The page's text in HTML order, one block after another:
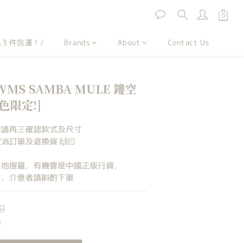
件包運！/ Brands About Contact Us
SAMBA MULE 鏤空
限定!]
再三確認款式及尺寸
訂單及退換貨 🙌🏻
搜羅，有機會是中國正版行貨，
介意者請斟酌下單